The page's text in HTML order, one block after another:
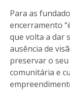
Para as
encerramento
que volta a dar
ausência de
preservar o
comunitária e